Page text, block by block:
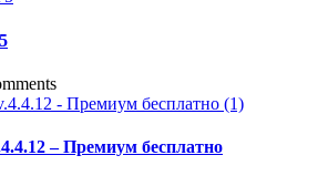
– Премиум бесплатно